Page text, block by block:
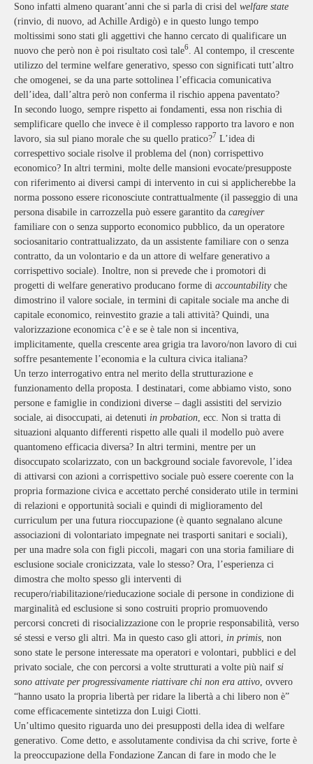
Sono infatti almeno quarant’anni che si parla di crisi del welfare state
(rinvio, di nuovo, ad Achille Ardigò) e in questo lungo tempo
moltissimi sono stati gli aggettivi che hanno cercato di qualificare un
nuovo che però non è poi risultato così tale6
. Al contempo, il crescente
utilizzo del termine welfare generativo, spesso con significati tutt’altro
che omogenei, se da una parte sottolinea l’efficacia comunicativa
dell’idea, dall’altra però non conferma il rischio appena paventato?
In secondo luogo, sempre rispetto ai fondamenti, essa non rischia di
semplificare quello che invece è il complesso rapporto tra lavoro e non
lavoro, sia sul piano morale che su quello pratico?7 L’idea di
correspettivo sociale risolve il problema del (non) corrispettivo
economico? In altri termini, molte delle mansioni evocate/presupposte
con riferimento ai diversi campi di intervento in cui si applicherebbe la
norma possono essere riconosciute contrattualmente (il passeggio di una
persona disabile in carrozzella può essere garantito da caregiver
familiare con o senza supporto economico pubblico, da un operatore
sociosanitario contrattualizzato, da un assistente familiare con o senza
contratto, da un volontario e da un attore di welfare generativo a
corrispettivo sociale). Inoltre, non si prevede che i promotori di
progetti di welfare generativo producano forme di accountabilityche
dimostrino il valore sociale, in termini di capitale sociale ma anche di
capitale economico, reinvestito grazie a tali attività? Quindi, una
valorizzazione economica c’è e se è tale non si incentiva,
implicitamente, quella crescente area grigia tra lavoro/non lavoro di cui
soffre pesantemente l’economia e la cultura civica italiana?
Un terzo interrogativo entra nel merito della strutturazione e
funzionamento della proposta. I destinatari, come abbiamo visto, sono
persone e famiglie in condizioni diverse – dagli assistiti del servizio
sociale, ai disoccupati, ai detenuti in probation , ecc. Non si tratta di
situazioni alquanto differenti rispetto alle quali il modello può avere
quantomeno efficacia diversa? In altri termini, mentre per un
disoccupato scolarizzato, con un background sociale favorevole, l’idea
di attivarsi con azioni a corrispettivo sociale può essere coerente con la
propria formazione civica e accettato perché considerato utile in termini
di relazioni e opportunità sociali e quindi di miglioramento del
curriculum per una futura rioccupazione (è quanto segnalano alcune
associazioni di volontariato impegnate nei trasporti sanitari e sociali),
per una madre sola con figli piccoli, magari con una storia familiare di
esclusione sociale cronicizzata, vale lo stesso? Ora, l’esperienza ci
dimostra che molto spesso gli interventi di
recupero/riabilitazione/rieducazione sociale di persone in condizione di
marginalità ed esclusione si sono costruiti proprio promuovendo
percorsi concreti di risocializzazione con le proprie responsabilità, verso
sé stessi e verso gli altri. Ma in questo caso gli attori, in primis , non
sono state le persone interessate ma operatori e volontari, pubblici e del
privato sociale, che con percorsi a volte strutturati a volte più naif si
sono attivate per progressivamente riattivare chi non era attivo , ovvero
“hanno usato la propria libertà per ridare la libertà a chi libero non è”
come efficacemente sintetizza don Luigi Ciotti.
Un’ultimo quesito riguarda uno dei presupposti della idea di welfare
generativo. Come detto, e assolutamente condivisa da chi scrive, forte è
la preoccupazione della Fondazione Zancan di fare in modo che le